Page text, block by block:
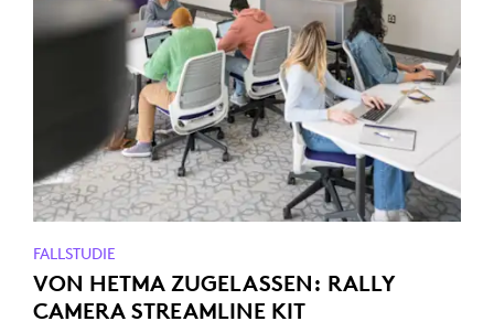
FALLSTUDIE
VON HETMA ZUGELASSEN: RALLY
CAMERA STREAMLINE KIT